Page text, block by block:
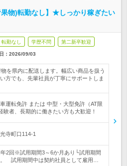
果物)転勤なし】★しっかり稼ぎたい
転勤なし 学歴不問 第二新卒歓迎
： 2026/09/03
を県内に配送します。幅広い商品を扱う
方でも、先輩社員が丁寧にサポートしま
運転免許 または 中型・大型免許（AT限
者、長期的に働きたい方も大歓迎！
寺町口114-1
年2回※試用期間3～6か月あり└試用期間
試用期間中は契約社員として雇用…